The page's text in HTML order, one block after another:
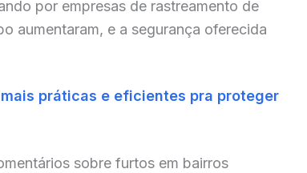
por empresas de rastreamento de
aumentaram, e a segurança oferecida
práticas e eficientes pra proteger
sobre furtos em bairros